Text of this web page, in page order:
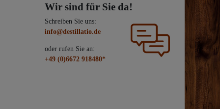
Wir sind für Sie da!
Schreiben Sie uns:
info@destillatio.de
oder rufen Sie an:
+49 (0)6672 918480*